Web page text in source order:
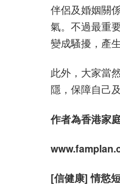
伴侶及婚姻關
氣。不過最重
變成騷擾，產
此外，大家當
隱，保障自己
作者為香港家
[信健康] 情慾